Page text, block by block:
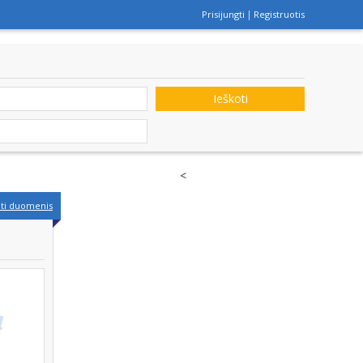
Prisijungti Registruotis
Ieškoti
duomenis
<